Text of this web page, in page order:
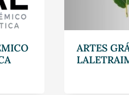
ARTES